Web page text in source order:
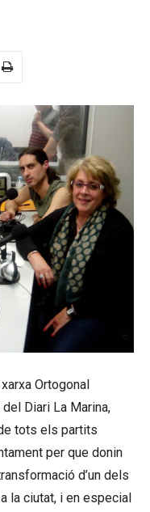
Ortogonal
Diari La Marina,
tots els partits
per que donin
d’un dels
la ciutat, i en especial